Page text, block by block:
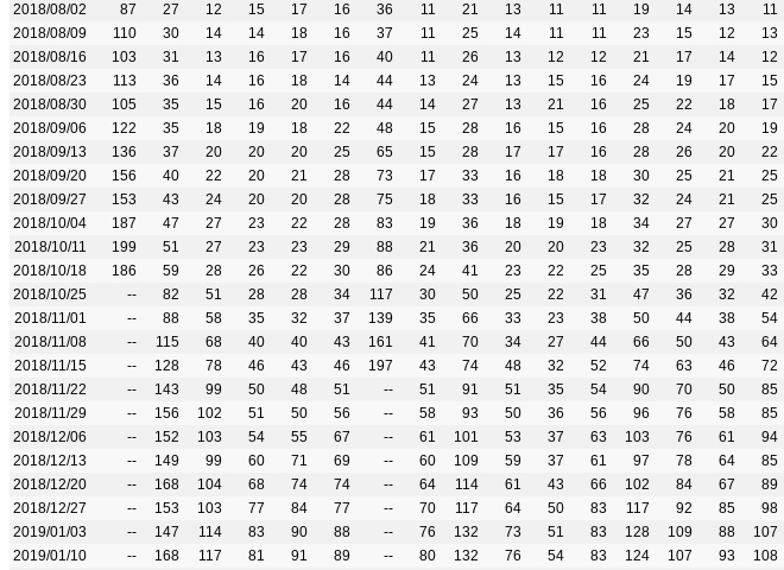
2018/08/02
87 27 12 15 17 16 36 11 21 13 11 11 19 14 13 11
2018/08/09
110 30 14 14 18 16 37 11 25 14 11 11 23 15 12 13
2018/08/16
103 31 13 16 17 16 40 11 26 13 12 12 21 17 14 12
2018/08/23
113 36 14 16 18 14 44 13 24 13 15 16 24 19 17 15
2018/08/30
105 35 15 16 20 16 44 14 27 13 21 16 25 22 18 17
2018/09/06
122 35 18 19 18 22 48 15 28 16 15 16 28 24 20 19
2018/09/13
136 37 20 20 20 25 65 15 28 17 17 16 28 26 20 22
2018/09/20
156 40 22 20 21 28 73 17 33 16 18 18 30 25 21 25
2018/09/27
153 43 24 20 20 28 75 18 33 16 15 17 32 24 21 25
2018/10/04
187 47 27 23 22 28 83 19 36 18 19 18 34 27 27 30
2018/10/11
199 51 27 23 23 29 88 21 36 20 20 23 32 25 28 31
2018/10/18
186 59 28 26 22 30 86 24 41 23 22 25 35 28 29 33
2018/10/25
-- 82 51 28 28 34 117 30 50 25 22 31 47 36 32 42
2018/11/01
-- 88 58 35 32 37 139 35 66 33 23 38 50 44 38 54
2018/11/08
-- 115 68 40 40 43 161 41 70 34 27 44 66 50 43 64
2018/11/15
-- 128 78 46 43 46 197 43 74 48 32 52 74 63 46 72
2018/11/22
-- 143 99 50 48 51 -- 51 91 51 35 54 90 70 50 85
2018/11/29
-- 156 102 51 50 56 -- 58 93 50 36 56 96 76 58 85
2018/12/06
-- 152 103 54 55 67 -- 61 101 53 37 63 103 76 61 94
2018/12/13
-- 149 99 60 71 69 -- 60 109 59 37 61 97 78 64 85
2018/12/20
-- 168 104 68 74 74 -- 64 114 61 43 66 102 84 67 89
2018/12/27
-- 153 103 77 84 77 -- 70 117 64 50 83 117 92 85 98
2019/01/03
-- 147 114 83 90 88 -- 76 132 73 51 83 128 109 88 107
2019/01/10
-- 168 117 81 91 89 -- 80 132 76 54 83 124 107 93 108